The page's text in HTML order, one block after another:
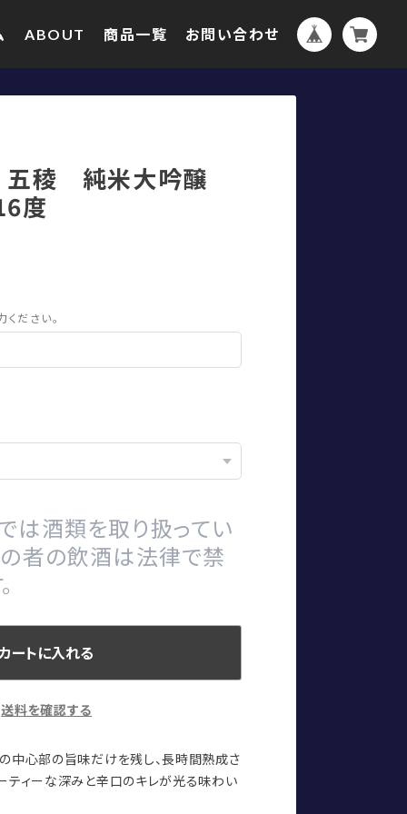
ABOUT 商品一覧 お問い合わせ
五稜 純米大吟醸
度
ださい。
は酒類を取り扱ってい
者の飲酒は法律で禁
ートに入れる
送料を確認する
中心部の旨味だけを残し、長時間熟成さ
ティーな深みと辛口のキレが光る味わい